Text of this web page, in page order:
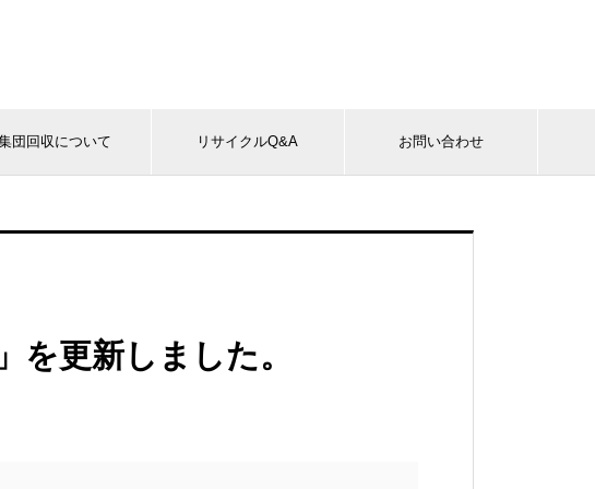
団回収について リサイクルQ&A お問い合わせ
を更新しました。